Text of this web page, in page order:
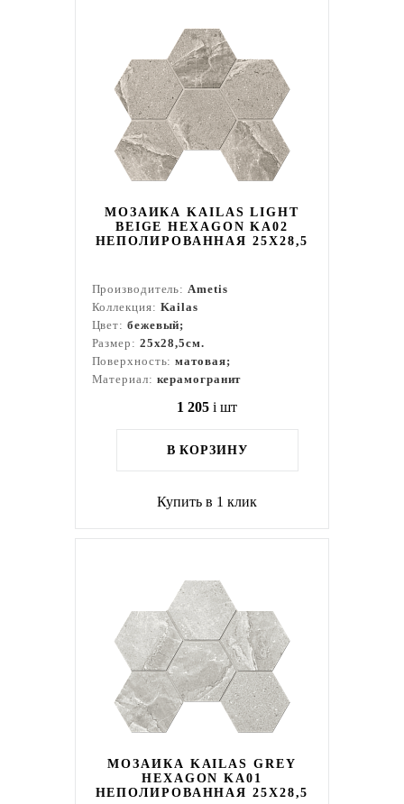
МОЗАИКА KAILAS LIGHT
BEIGE HEXAGON KA02
НЕПОЛИРОВАННАЯ 25X28,5
Производитель:Ametis
Коллекция: Kailas
Цвет: бежевый;
Размер: 25x28,5см.
Поверхность:матовая;
Материал: керамогранит
1 205 i шт
В КОРЗИНУ
Купить в 1 клик
МОЗАИКА KAILAS GREY
HEXAGON KA01
НЕПОЛИРОВАННАЯ 25X28,5